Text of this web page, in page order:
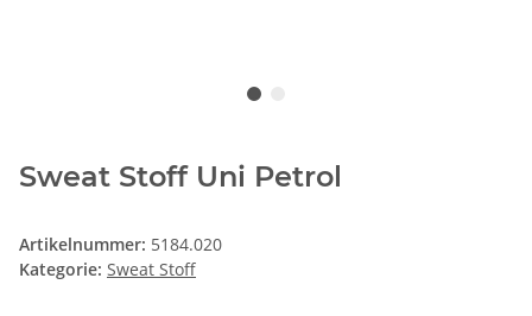
Sweat Stoff Uni Petrol
Artikelnummer: 5184.020
Kategorie: Sweat Stoff